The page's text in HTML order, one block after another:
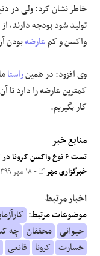
خاطر نشان کرد: ولی در
تولید شود بودجه دارند،
واکسن و کمعارضهبودن
وی افزود: در همینراستا
کمترین عارضه را دارد تا
کار بگیریم.
منابع خبر
تست ۶ نوع واکسن کرونا در کشور/ چرا برای تولید واکسن عجله نداریم
خبرگزاری مهر - ۱۸ مهر ۱۳۹۹
اخبار مرتبط
موضوعات مرتبط:
حیوانی محققان چه
خسارت کرونا قانعی